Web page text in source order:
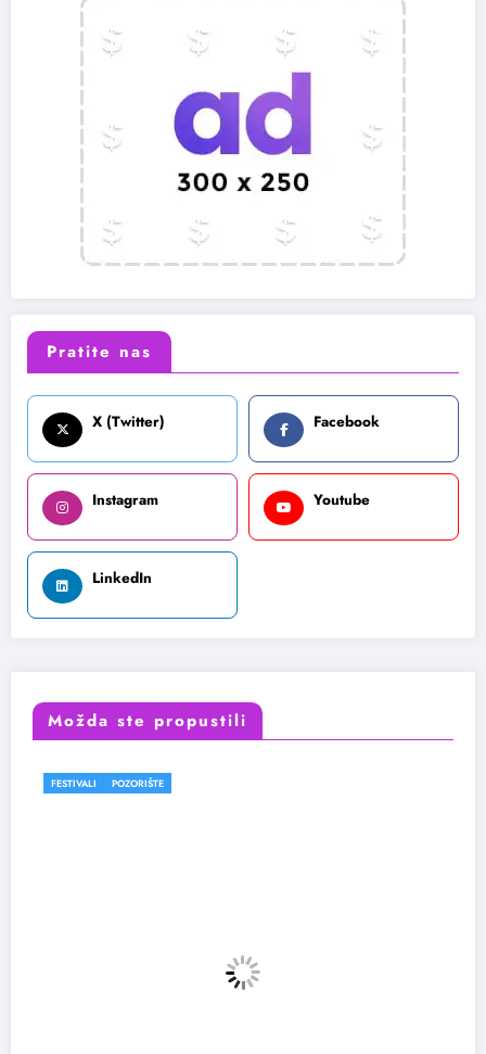
Pratite nas
X (Twitter) Facebook
Instagram Youtube
LinkedIn
Možda ste propustili